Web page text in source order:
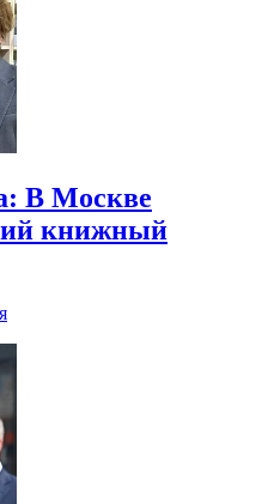
В Москве
книжный